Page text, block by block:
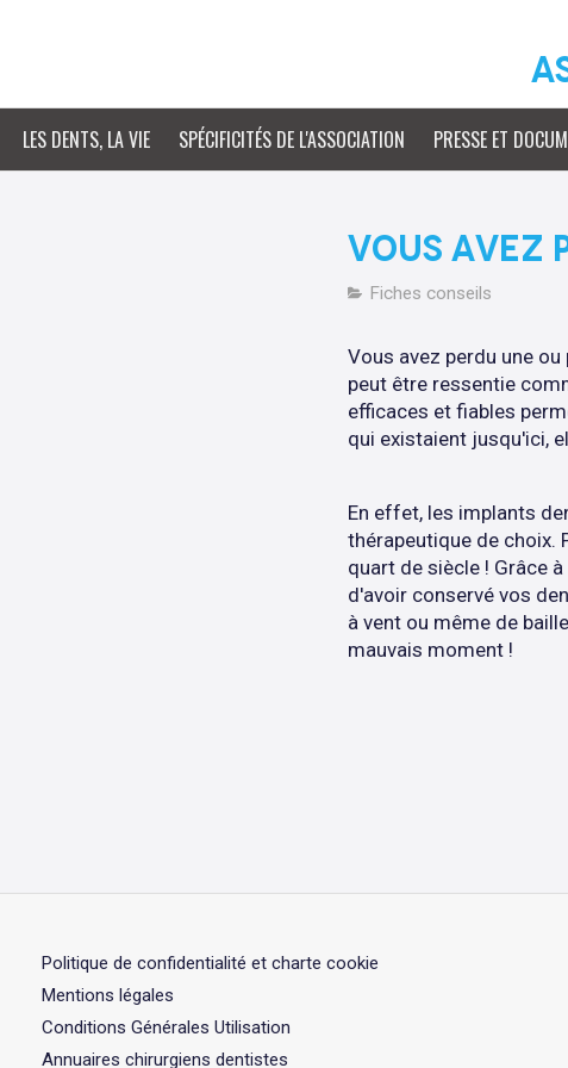
LES DENTS, LA VIE SPÉCIFICITÉS DE L'ASSOCIATION PRESSE ET
VOUS AVEZ
Fiches conseils
Vous avez perdu une
peut être ressentie
efficaces et fiables
qui existaient jusqu'ici,
En effet, les implants
thérapeutique de choix.
quart de siècle ! Grâce
d'avoir conservé vos
à vent ou même de
mauvais moment !
Politique de confidentialité et charte cookie
Mentions légales
Conditions Générales Utilisation
Annuaires chirurgiens dentistes